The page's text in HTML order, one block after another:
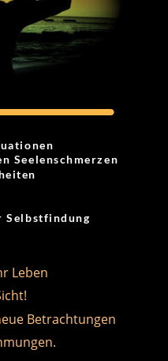
Seelenschmerzen
Selbstfindung
Leben
Betrachtungen